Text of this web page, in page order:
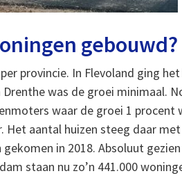
gebouwd?
provincie. In Flevoland ging
was de groei minimaal.
waar de groei 1 procent
Het aantal huizen steeg daar
in 2018. Absoluut
staan nu zo’n 441.000